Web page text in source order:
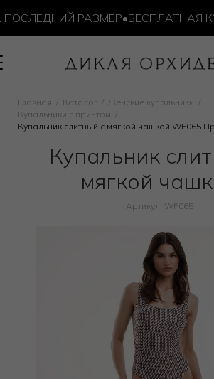
РАЗМЕР•БЕСПЛАТНАЯ
Главная Каталог
Женские купальники
Купальники с принтом
Купальник слитный с мягкой чашкой WF065
Купальник
мягкой
Артикул: WF065